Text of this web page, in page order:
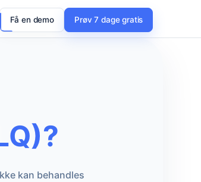
Få en demo Prøv 7 dage gratis
kan behandles